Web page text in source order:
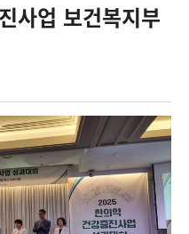
사업 보건복지부